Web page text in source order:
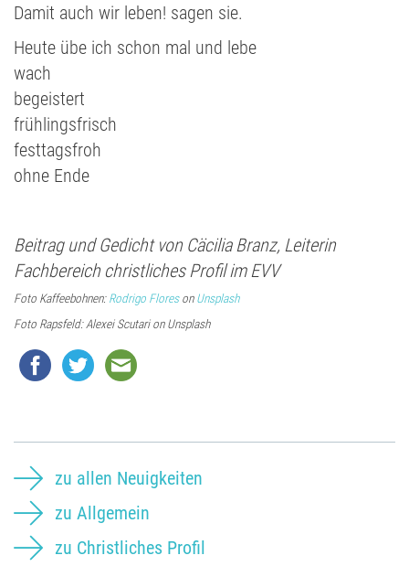
Damit auch wir leben! sagen sie.
Heute übe ich schon mal und lebe
wach
begeistert
frühlingsfrisch
festtagsfroh
ohne Ende
Beitrag und Gedicht von Cäcilia Branz, Leiterin
Fachbereich christliches Profil im EVV
Foto Kaffeebohnen: Rodrigo Floreson Unsplash
Foto Rapsfeld: Alexei Scutari on Unsplash
zu allen Neuigkeiten
zu Allgemein
zu Christliches Profil